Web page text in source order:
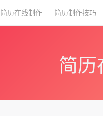
简历在线制作 简历制作技巧
简历